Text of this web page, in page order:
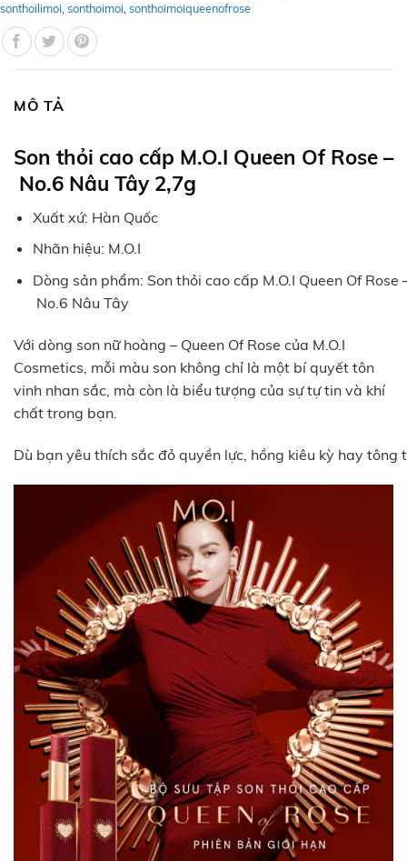
sonthoilimoi,sonthoimoi,sonthoimoiqueenofrose
MÔ TẢ
Son thỏi cao cấp M.O.I Queen Of Rose –
No.6 Nâu Tây 2,7g
Xuất xứ: Hàn Quốc
Nhãn hiệu: M.O.I
Dòng sản phẩm: Son thỏi cao cấp M.O.I Queen Of Rose
No.6 Nâu Tây
Với dòng son nữ hoàng – Queen Of Rose của M.O.I
Cosmetics, mỗi màu son không chỉ là một bí quyết tôn
vinh nhan sắc, mà còn là biểu tượng của sự tự tin và khí
chất trong bạn.
Dù bạn yêu thích sắc đỏ quyền lực, hồng kiêu kỳ hay